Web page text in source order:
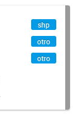
shp
otro
otro